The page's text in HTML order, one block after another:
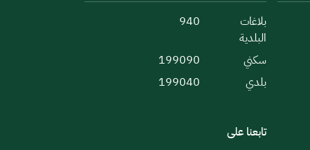
بلاغات
البلدية
940
سكني
199090
بلدي
199040
تابعنا على